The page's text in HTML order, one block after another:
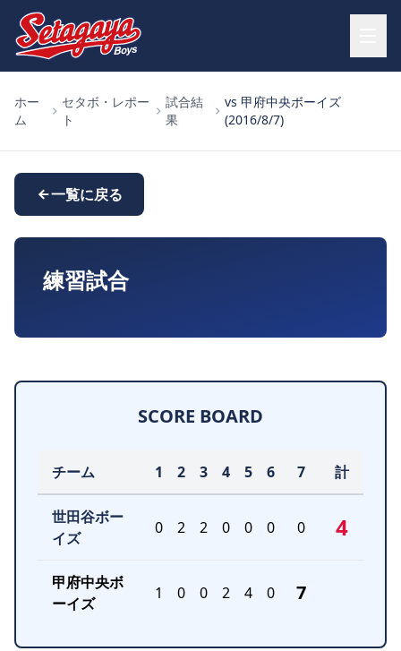
ホー
ム
セタボ・レポー
ト
試合結
果
vs 甲府中央ボーイズ
(2016/8/7)
一覧に戻る
練習試合
SCORE BOARD
チーム 1 2 3 4 5 6 7 計
世田谷ボー
イズ
0 2 2 0 0 0 0 4
甲府中央ボ
ーイズ
1 0 0 2 4 0 7